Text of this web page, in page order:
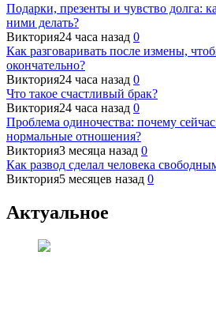
Подарки, презенты и чувство долга:
ними делать?
Виктория24 часа назад 0
Как разговаривать после измены,
окончательно?
Виктория24 часа назад 0
Что такое счастливый брак?
Виктория24 часа назад 0
Проблема одиночества: почему
нормальные отношения?
Виктория3 месяца назад 0
Как развод сделал человека
Виктория5 месяцев назад 0
Актуальное